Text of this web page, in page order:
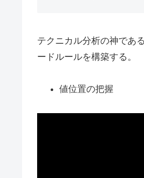
テクニカル分析の神であ
ードルールを構築する。
値位置の把握